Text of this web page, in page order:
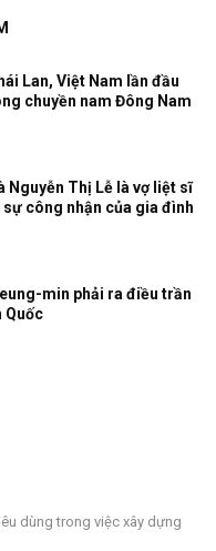
Lan, Việt Nam lần đầu
chuyền nam Đông Nam
Nguyễn Thị Lễ là vợ liệt sĩ
sự công nhận của gia đình
min phải ra điều trần
Quốc
dùng trong việc xây dựng